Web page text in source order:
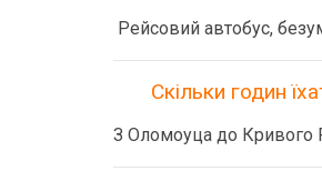
Рейсовий автобус,
Скільки годин
З Оломоуца до Кривого